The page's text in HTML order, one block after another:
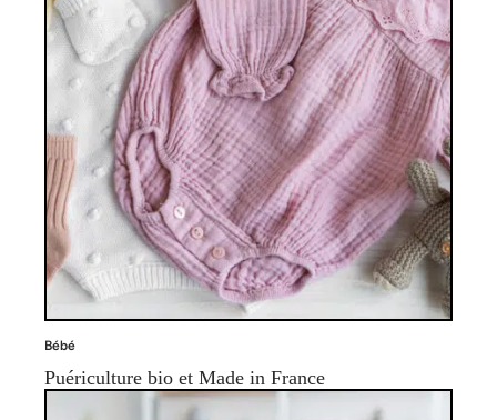
Bébé
Puériculture bio et Made in France